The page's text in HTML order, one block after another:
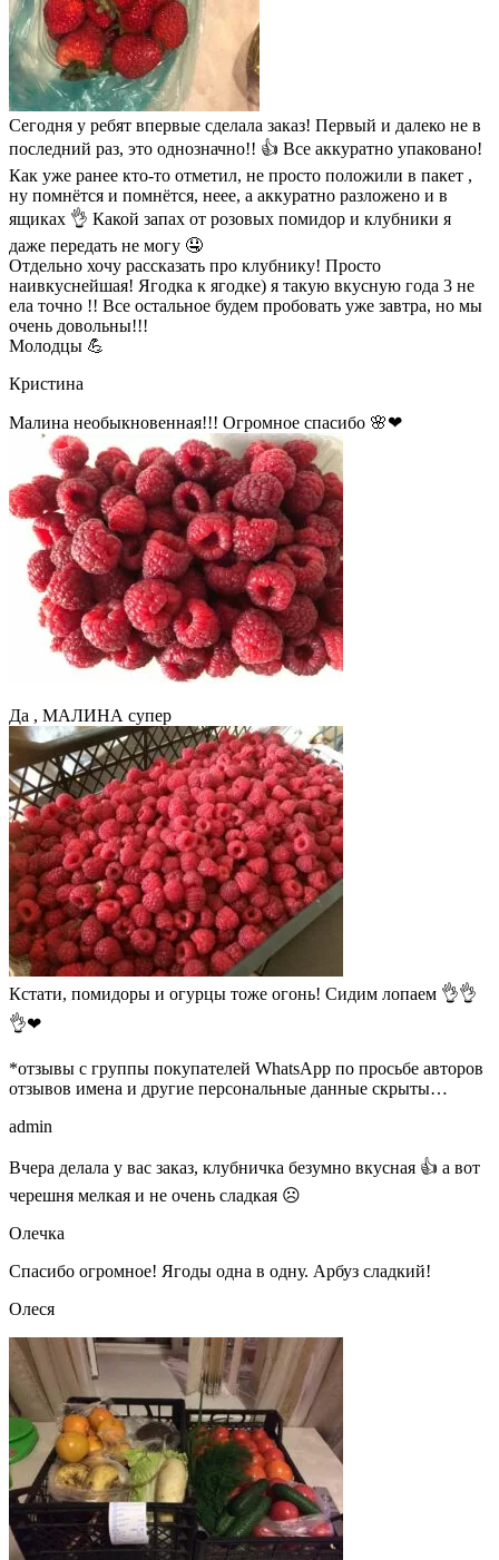
Сегодня у ребят впервые сделала заказ! Первый и далеко не в
последний раз, это однозначно!! 👍 Все аккуратно упаковано!
Как уже ранее кто-то отметил, не просто положили в пакет ,
ну помнётся и помнётся, неее, а аккуратно разложено и в
ящиках 👌 Какой запах от розовых помидор и клубники я
даже передать не могу 🤤
Отдельно хочу рассказать про клубнику! Просто
наивкуснейшая! Ягодка к ягодке) я такую вкусную года 3 не
ела точно !! Все остальное будем пробовать уже завтра, но мы
очень довольны!!!
Молодцы 💪
Кристина
Малина необыкновенная!!! Огромное спасибо 🌸❤
Да , МАЛИНА супер
Кстати, помидоры и огурцы тоже огонь! Сидим лопаем 👌👌
👌❤
*отзывы с группы покупателей WhatsApp по просьбе авторов
отзывов имена и другие персональные данные скрыты…
admin
Вчера делала у вас заказ, клубничка безумно вкусная 👍 а вот
черешня мелкая и не очень сладкая ☹
Олечка
Спасибо огромное! Ягоды одна в одну. Арбуз сладкий!
Олеся